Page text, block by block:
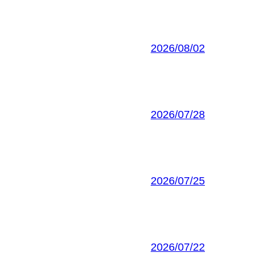
2026/08/02
2026/07/28
2026/07/25
2026/07/22